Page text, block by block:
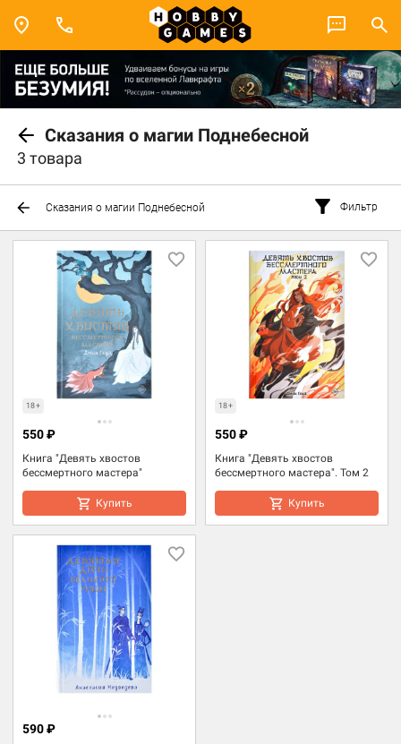
Сказания о магии Поднебесной
3 товара
Сказания о магии Поднебесной Фильтр
18+
Книга "Девять хвостов
бессмертного мастера"
550 ₽
Купить
18+
Книга "Девять хвостов
бессмертного мастера". Том 2
550 ₽
Купить
590 ₽